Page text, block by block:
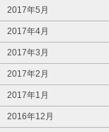
2017年5月
2017年4月
2017年3月
2017年2月
2017年1月
2016年12月